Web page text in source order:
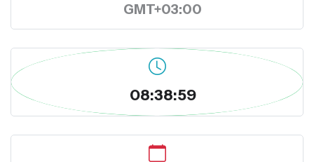
GMT+03:00
08:39:00